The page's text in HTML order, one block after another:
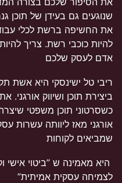
שנוגעים גם בעידן של תוכן
את החשיפה ברשת לכלי
להיות כוכבי רשת. צריך
אדם לעסק שלכם
ריבי טל ישינסקי היא אשת
ביצירת תוכן ושיווק
כשסרטוני תוכן משפטי
אורגני מאז ליוותה עשרות
שמביאים לקוחות
היא מאמינה ש ”ביטוי
לצמיחה עסקית אמיתית”